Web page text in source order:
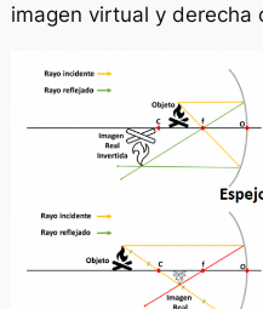
imagen virtual y derecha